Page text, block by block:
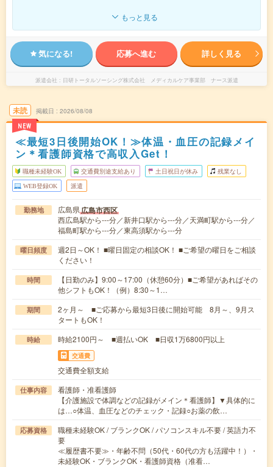
もっと見る
気になる! 応募へ進む 詳しく見る
派遣会社 日研トータルソーシング株式会社 メディカルケア事業部 ナース派遣
未読
NEW
掲載日 2026/08/08
≪最短3日後開始OK！≫体温・血圧の記録メイ
ン＊看護師資格で高収入Get！
職種未経験OK 交通費別途支給あり 土日祝日が休み 残業なし
WEB登録OK 派遣
勤務地 広島県広島市西区
西広島駅から---分／新井口駅から---分／天満町駅から---分／
福島町駅から---分／東高須駅から---分
曜日頻度
週2日～OK！ ■曜日固定の相談OK！ ■ご希望の曜日をご相談
ください！
時間
【日勤のみ】9:00～17:00（休憩60分）■ご希望があればその
他シフトもOK！（例）8:30～1…
期間
2ヶ月～ ■ご応募から最短3日後に開始可能 8月～、9月ス
タートもOK！
時給 時給2100円～ ■週払いOK ■日収1万6800円以上
交通費
交通費全額支給
仕事内容
看護師・准看護師
【介護施設で体調などの記録がメイン＊看護師】▼具体的に
は…○体温、血圧などのチェック・記録○お薬の飲…
応募資格
職種未経験OK / ブランクOK / パソコンスキル不要 / 英語力不
要
≪履歴書不要≫・年齢不問（50代・60代の方も活躍中！）・
未経験OK・ブランクOK・看護師資格（准看…